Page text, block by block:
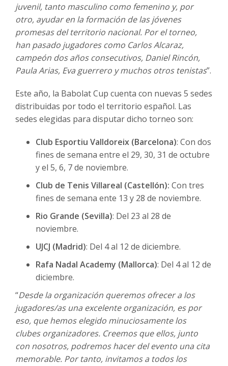
juvenil, tanto masculino como femenino y, por
otro, ayudar en la formación de las jóvenes
promesas del territorio nacional. Por el torneo,
han pasado jugadores como Carlos Alcaraz,
campeón dos años consecutivos, Daniel Rincón,
Paula Arias, Eva guerrero y muchos otros tenistas”.
Este año, la Babolat Cup cuenta con nuevas 5 sedes
distribuidas por todo el territorio español. Las
sedes elegidas para disputar dicho torneo son:
Club Esportiu Valldoreix (Barcelona): Con dos
fines de semana entre el 29, 30, 31 de octubre
y el 5, 6, 7 de noviembre.
Club de Tenis Villareal (Castellón): Con tres
fines de semana ente 13 y 28 de noviembre.
Rio Grande (Sevilla): Del 23 al 28 de
noviembre.
UJCJ (Madrid): Del 4 al 12 de diciembre.
Rafa Nadal Academy (Mallorca): Del 4 al 12 de
diciembre.
“Desde la organización queremos ofrecer a los
jugadores/as una excelente organización, es por
eso, que hemos elegido minuciosamente los
clubes organizadores. Creemos que ellos, junto
con nosotros, podremos hacer del evento una cita
memorable. Por tanto, invitamos a todos los